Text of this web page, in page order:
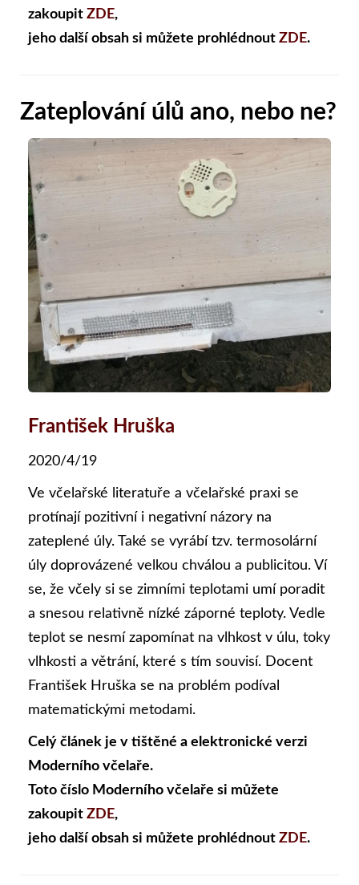
zakoupit ZDE,
jeho další obsah si můžete prohlédnout ZDE.
Zateplování úlů ano, nebo ne?
František Hruška
2020/4/19
Ve včelařské literatuře a včelařské praxi se
protínají pozitivní i negativní názory na
zateplené úly. Také se vyrábí tzv. termosolární
úly doprovázené velkou chválou a publicitou. Ví
se, že včely si se zimními teplotami umí poradit
a snesou relativně nízké záporné teploty. Vedle
teplot se nesmí zapomínat na vlhkost v úlu, toky
vlhkosti a větrání, které s tím souvisí. Docent
František Hruška se na problém podíval
matematickými metodami.
Celý článek je v tištěné a elektronické verzi
Moderního včelaře.
Toto číslo Moderního včelaře si můžete
zakoupit ZDE,
jeho další obsah si můžete prohlédnout ZDE.